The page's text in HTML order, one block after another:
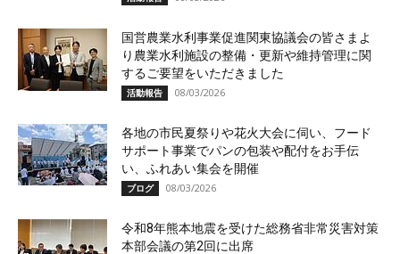
国営農業水利事業促進関東協議会の皆さまよ
り農業水利施設の整備・更新や維持管理に関
するご要望をいただきました
活動報告 08/03/2026
各地の市民夏祭りや花火大会に伺い、フード
サポート事業でパンの包装や配付をお手伝
い、ふれあい集会を開催
ブログ 08/03/2026
令和8年熊本地震を受けた総務省非常災害対策
本部会議の第2回に出席